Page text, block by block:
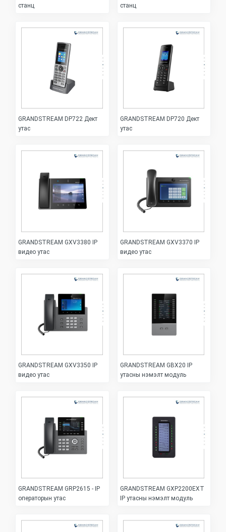
станц
станц
GRANDSTREAM DP722 Дект
утас
GRANDSTREAM DP720 Дект
утас
GRANDSTREAM GXV3380 IP
видео утас
GRANDSTREAM GXV3370 IP
видео утас
GRANDSTREAM GXV3350 IP
видео утас
GRANDSTREAM GBX20 IP
утасны нэмэлт модуль
GRANDSTREAM GRP2615 - IP
операторын утас
GRANDSTREAM GXP2200EXT
IP утасны нэмэлт модуль